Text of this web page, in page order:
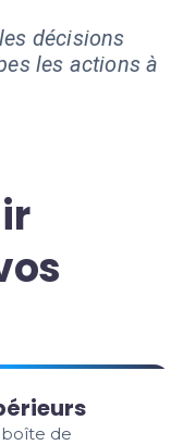
décisions
les actions à
de